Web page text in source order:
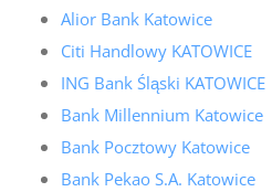
Alior Bank Katowice
Citi Handlowy KATOWICE
ING Bank Śląski KATOWICE
Bank Millennium Katowice
Bank Pocztowy Katowice
Bank Pekao S.A. Katowice